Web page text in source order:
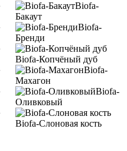
Biofa-
Бакаут
Biofa-
Бренди
Biofa-Копчёный дуб
Biofa-
Махагон
Biofa-
Оливковый
Biofa-Слоновая кость